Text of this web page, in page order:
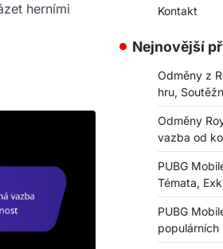
herními
Kontakt
Nejnovější
Odměny z
hru,
Odměny
vazba od
PUBG
Témata,
PUBG